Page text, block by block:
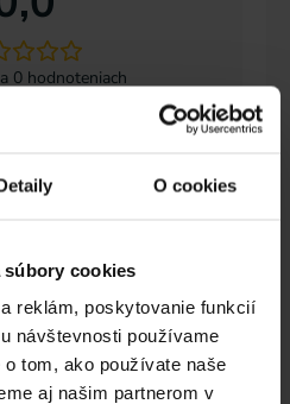
O cookies
cookies
reklám, poskytovanie funkcií
návštevnosti používame
tom, ako používate naše
aj našim partnerom v
0 hodnoteniach
0%
0%
nezodpovedajú vašim